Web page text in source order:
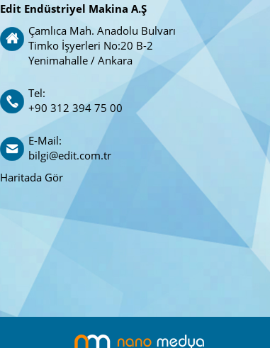
Edit Endüstriyel Makina A.Ş
Çamlıca Mah. Anadolu Bulvarı
Timko İşyerleri No:20 B-2
Yenimahalle / Ankara
Tel:
+90 312 394 75 00
E-Mail:
bilgi@edit.com.tr
Haritada Gör